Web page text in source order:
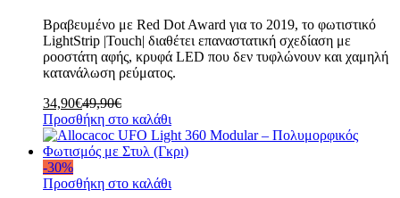
Βραβευμένο με Red Dot Award για το 2019, το φωτιστικό
LightStrip |Touch| διαθέτει επαναστατική σχεδίαση με
ροοστάτη αφής, κρυφά LED που δεν τυφλώνουν και χαμηλή
κατανάλωση ρεύματος.
34,90€49,90€
Προσθήκη στο καλάθι
-30%
Προσθήκη στο καλάθι